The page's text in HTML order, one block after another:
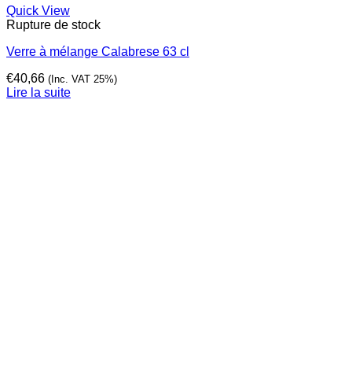
Quick View
Rupture de stock
Verre à mélange Calabrese 63 cl
€40,66 (Inc. VAT 25%)
Lire la suite